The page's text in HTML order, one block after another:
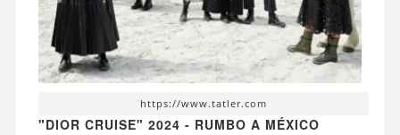
https://www.tatler.com
"DIOR CRUISE" 2024 - RUMBO A MÉXICO